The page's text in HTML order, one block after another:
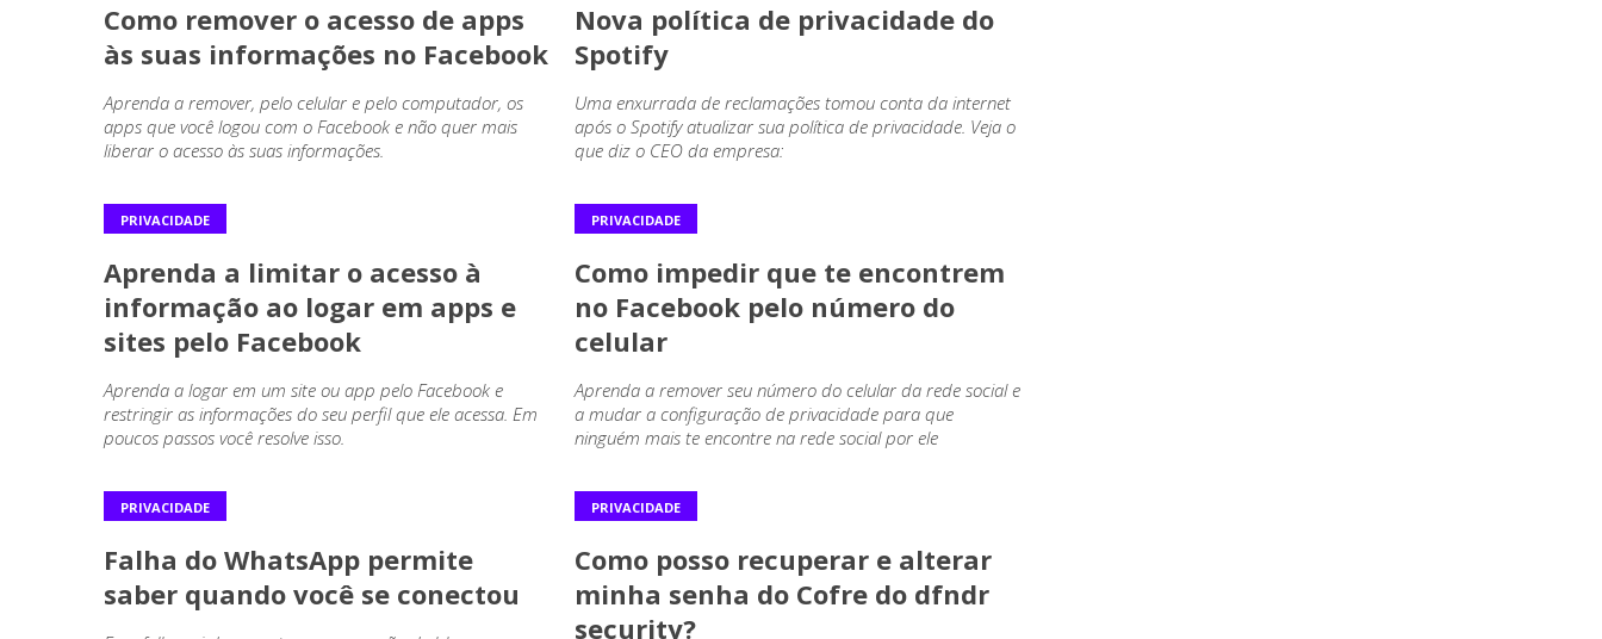
Como remover o acesso de apps
às suas informações no Facebook
Aprenda a remover, pelo celular e pelo computador, os
apps que você logou com o Facebook e não quer mais
liberar o acesso às suas informações.
Nova política de privacidade do
Spotify
Uma enxurrada de reclamações tomou conta da internet
após o Spotify atualizar sua política de privacidade. Veja o
que diz o CEO da empresa:
PRIVACIDADE
Aprenda a limitar o acesso à
informação ao logar em apps e
sites pelo Facebook
Aprenda a logar em um site ou app pelo Facebook e
restringir as informações do seu perfil que ele acessa. Em
poucos passos você resolve isso.
PRIVACIDADE
Como impedir que te encontrem
no Facebook pelo número do
celular
Aprenda a remover seu número do celular da rede social e
a mudar a configuração de privacidade para que
ninguém mais te encontre na rede social por ele
PRIVACIDADE
Falha do WhatsApp permite
saber quando você se conectou
PRIVACIDADE
Como posso recuperar e alterar
minha senha do Cofre do dfndr
security?